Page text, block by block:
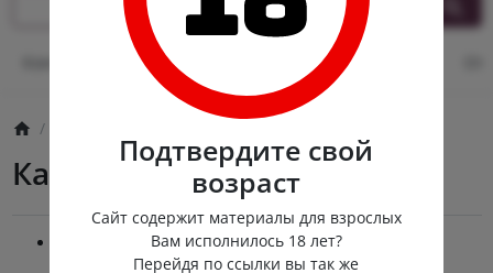
Подтвердите свой
возраст
Сайт содержит материалы для взрослых
Вам исполнилось 18 лет?
Перейдя по ссылки вы так же
Оплата и доставка Кэшбек
Карта сайта
Попперсы LCDComp